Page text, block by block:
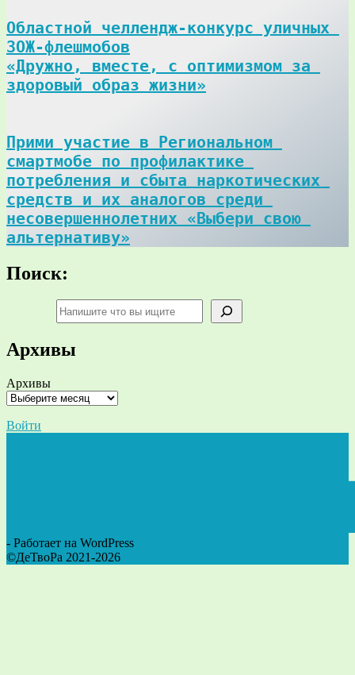
Областной челлендж-конкурс уличных
ЗОЖ-флешмобов
«Дружно, вместе, с оптимизмом за
здоровый образ жизни»
Прими участие в Региональном
смартмобе по профилактике
потребления и сбыта наркотических
средств и их аналогов среди
несовершеннолетних «Выбери свою
альтернативу»
Поиск:
Архивы
Архивы
Войти
- Работает на WordPress
©ДеТвоРа 2021-2026